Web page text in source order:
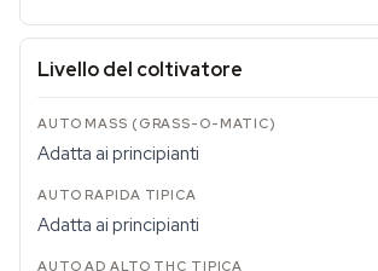
Livello del coltivatore
Adatta ai principianti
Adatta ai principianti